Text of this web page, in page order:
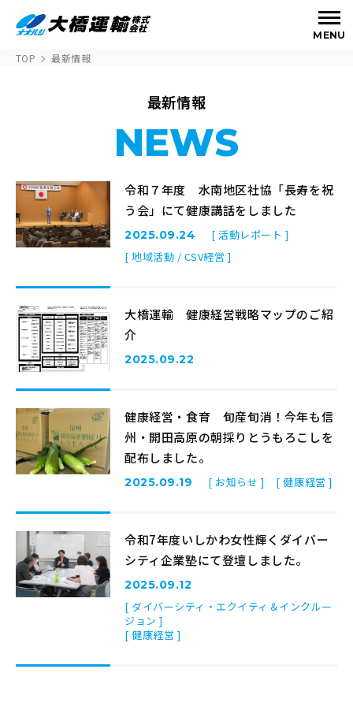
MENU
TOP 最新情報
最新情報
NEWS
令和７年度 水南地区社協「長寿を祝
う会」にて健康講話をしました
2025.09.24
[ 活動レポート ]
[ 地域活動 / CSV経営 ]
大橋運輸 健康経営戦略マップのご紹
介
2025.09.22
健康経営・食育 旬産旬消！今年も信
州・開田高原の朝採りとうもろこしを
配布しました。
2025.09.19 [ お知らせ ] [ 健康経営 ]
令和7年度いしかわ女性輝くダイバー
シティ企業塾にて登壇しました。
2025.09.12
[ ダイバーシティ・エクイティ＆インクルー
ジョン ]
[ 健康経営 ]